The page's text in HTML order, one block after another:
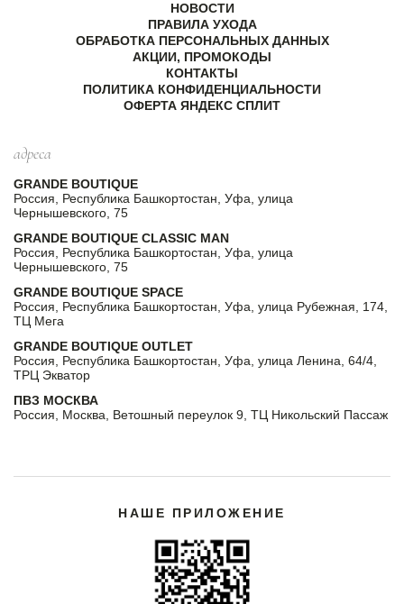
НОВОСТИ
ПРАВИЛА УХОДА
ОБРАБОТКА ПЕРСОНАЛЬНЫХ ДАННЫХ
АКЦИИ, ПРОМОКОДЫ
КОНТАКТЫ
ПОЛИТИКА КОНФИДЕНЦИАЛЬНОСТИ
ОФЕРТА ЯНДЕКС СПЛИТ
адреса
GRANDE BOUTIQUE
Россия, Республика Башкортостан, Уфа, улица
Чернышевского, 75
GRANDE BOUTIQUE CLASSIC MAN
Россия, Республика Башкортостан, Уфа, улица
Чернышевского, 75
GRANDE BOUTIQUE SPACE
Россия, Республика Башкортостан, Уфа, улица Рубежная, 174,
ТЦ Мега
GRANDE BOUTIQUE OUTLET
Россия, Республика Башкортостан, Уфа, улица Ленина, 64/4,
ТРЦ Экватор
ПВЗ МОСКВА
Россия, Москва, Ветошный переулок 9, ТЦ Никольский Пассаж
НАШЕ ПРИЛОЖЕНИЕ